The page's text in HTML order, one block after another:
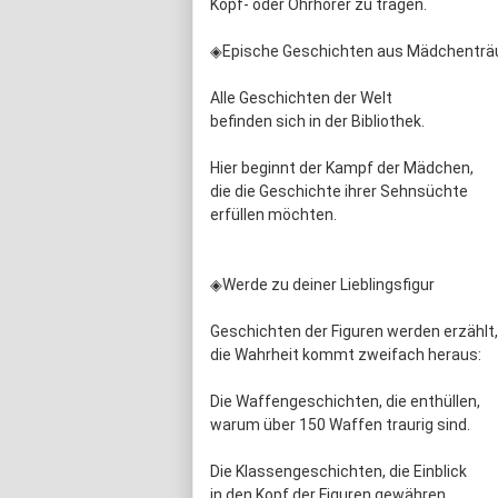
Kopf- oder Ohrhörer zu tragen.
◈Epische Geschichten aus
Alle Geschichten der Welt
befinden sich in der Bibliothek.
Hier beginnt der Kampf der Mädchen,
die die Geschichte ihrer Sehnsüchte
erfüllen möchten.
◈Werde zu deiner Lieblingsfigur
Geschichten der Figuren werden erzählt,
die Wahrheit kommt zweifach heraus:
Die Waffengeschichten, die enthüllen,
warum über 150 Waffen traurig sind.
Die Klassengeschichten, die Einblick